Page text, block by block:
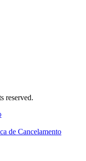
reserved.
de Cancelamento